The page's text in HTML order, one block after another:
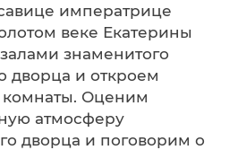
императрице
веке Екатерины
знаменитого
дворца и откроем
Оценим
атмосферу
дворца и поговорим о